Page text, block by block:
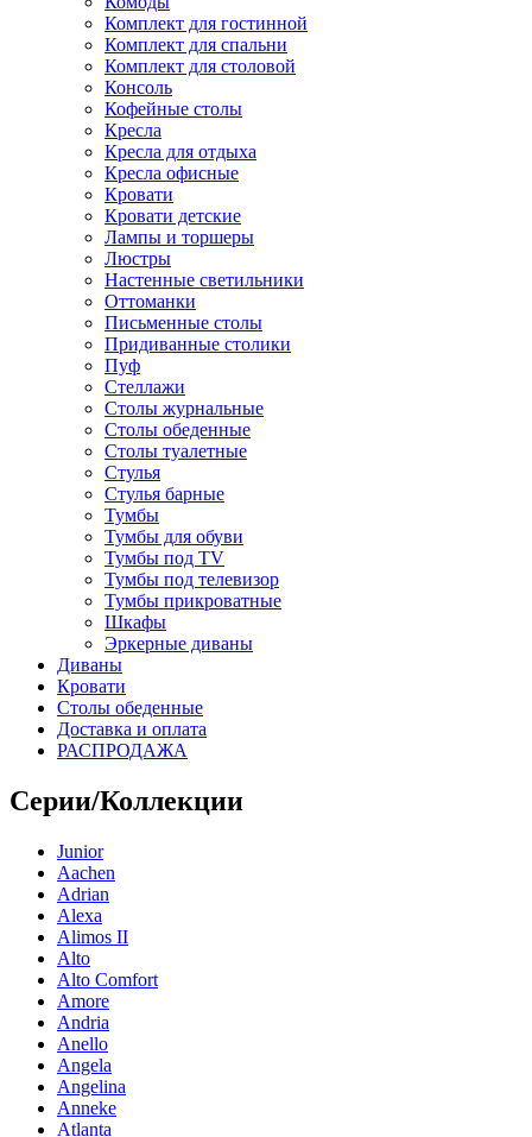
Комплект для гостинной
Комплект для спальни
Комплект для столовой
Консоль
Кофейные столы
Кресла
Кресла для отдыха
Кресла офисные
Кровати
Кровати детские
Лампы и торшеры
Люстры
Настенные светильники
Оттоманки
Письменные столы
Придиванные столики
Пуф
Стеллажи
Столы журнальные
Столы обеденные
Столы туалетные
Стулья
Стулья барные
Тумбы
Тумбы для обуви
Тумбы под TV
Тумбы под телевизор
Тумбы прикроватные
Шкафы
Эркерные диваны
Диваны
Кровати
Столы обеденные
Доставка и оплата
РАСПРОДАЖА
Серии/Коллекции
Junior
Aachen
Adrian
Alexa
Alimos II
Alto
Alto Comfort
Amore
Andria
Anello
Angela
Angelina
Anneke
Atlanta